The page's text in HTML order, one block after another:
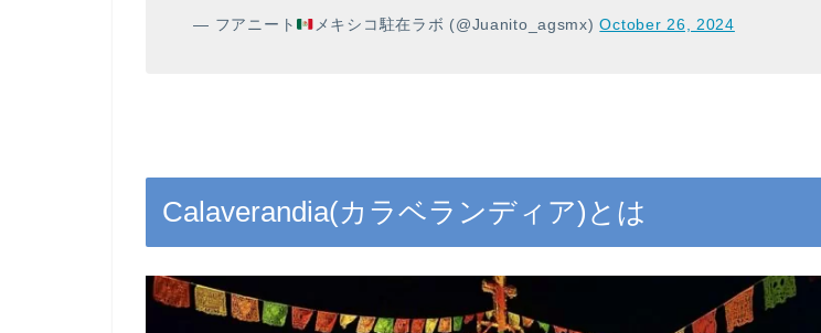
— フアニート メキシコ駐在ラボ (@Juanito_agsmx)October 26, 2024
Calaverandia(カラベランディア)とは